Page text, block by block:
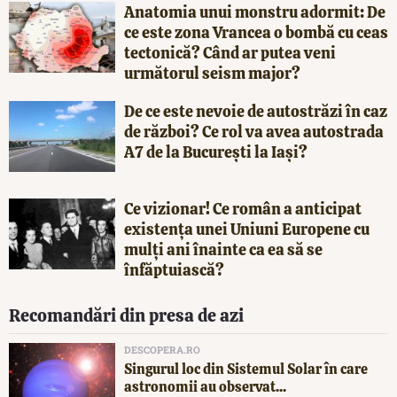
Anatomia unui monstru adormit: De
ce este zona Vrancea o bombă cu ceas
tectonică? Când ar putea veni
următorul seism major?
De ce este nevoie de autostrăzi în caz
de război? Ce rol va avea autostrada
A7 de la București la Iași?
Ce vizionar! Ce român a anticipat
existența unei Uniuni Europene cu
mulți ani înainte ca ea să se
înfăptuiască?
Recomandări din presa de azi
DESCOPERA.RO
Singurul loc din Sistemul Solar în care
astronomii au observat...